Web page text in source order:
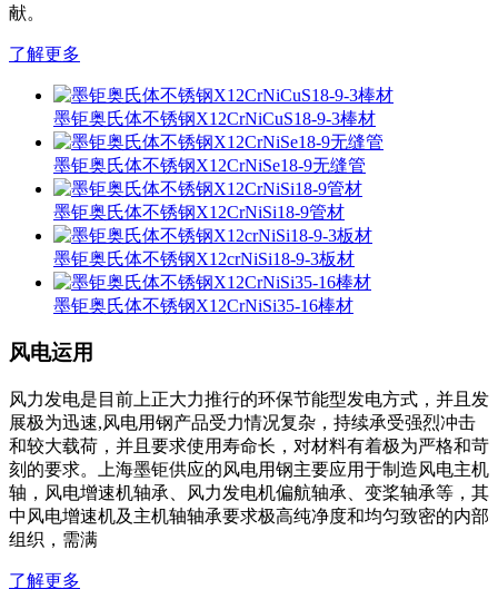
献。
了解更多
墨钜奥氏体不锈钢X12CrNiCuS18-9-3棒材
墨钜奥氏体不锈钢X12CrNiSe18-9无缝管
墨钜奥氏体不锈钢X12CrNiSi18-9管材
墨钜奥氏体不锈钢X12crNiSi18-9-3板材
墨钜奥氏体不锈钢X12CrNiSi35-16棒材
风电运用
风力发电是目前上正大力推行的环保节能型发电方式，并且发
展极为迅速,风电用钢产品受力情况复杂，持续承受强烈冲击
和较大载荷，并且要求使用寿命长，对材料有着极为严格和苛
刻的要求。上海墨钜供应的风电用钢主要应用于制造风电主机
轴，风电增速机轴承、风力发电机偏航轴承、变桨轴承等，其
中风电增速机及主机轴轴承要求极高纯净度和均匀致密的内部
组织，需满
了解更多